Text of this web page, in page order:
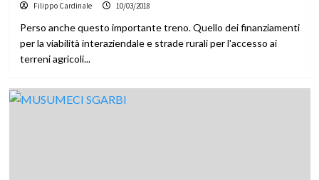
Filippo Cardinale 10/03/2018
Perso anche questo importante treno. Quello dei finanziamenti
per la viabilità interaziendale e strade rurali per l'accesso ai
terreni agricoli...